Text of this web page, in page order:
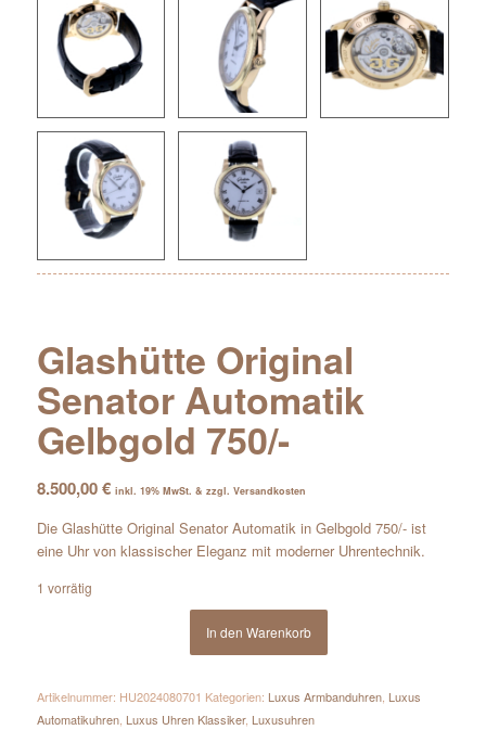
Glashütte Original
Senator Automatik
Gelbgold 750/-
8.500,00€ inkl. 19% MwSt. & zzgl. Versandkosten
Die Glashütte Original Senator Automatik in Gelbgold 750/- ist
eine Uhr von klassischer Eleganz mit moderner Uhrentechnik.
1 vorrätig
In den Warenkorb
Artikelnummer: HU2024080701 Kategorien: Luxus Armbanduhren, Luxus
Automatikuhren, Luxus Uhren Klassiker, Luxusuhren